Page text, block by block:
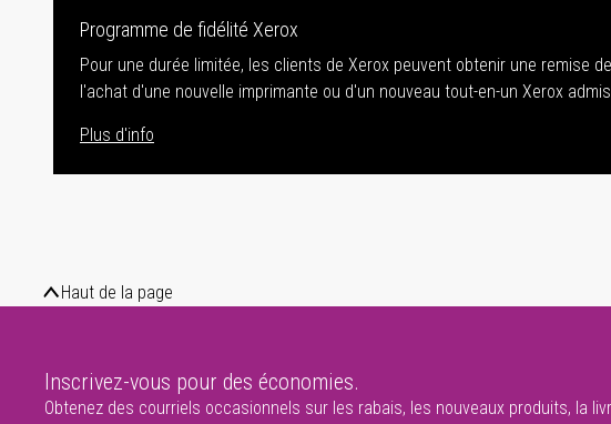
Programme de fidélité Xerox
Pour une durée limitée, les clients de Xerox peuvent obtenir une remise
l'achat d'une nouvelle imprimante ou d'un nouveau tout-en-un Xerox
Plus d'info
Haut de la page
Inscrivez-vous pour des économies.
Obtenez des courriels occasionnels sur les rabais, les nouveaux produits, la